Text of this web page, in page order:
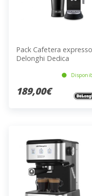
Pack Cafetera expresso
Delonghi Dedica
189,00€